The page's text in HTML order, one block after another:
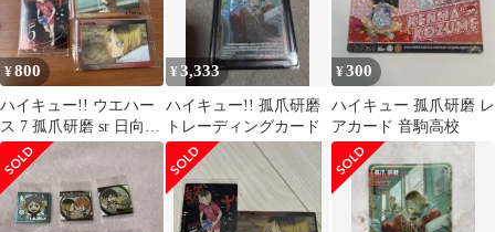
¥800
ハイキュー!! ウエハー
ス 7 孤爪研磨 sr 日向翔
陽
¥3,333
ハイキュー!! 孤爪研磨
トレーディングカード
¥300
ハイキュー 孤爪研磨 レ
アカード 音駒高校